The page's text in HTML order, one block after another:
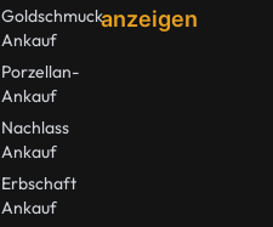
Goldschmuck
Ankauf
Porzellan-
Ankauf
Nachlass
Ankauf
Erbschaft
Ankauf
anzeigen